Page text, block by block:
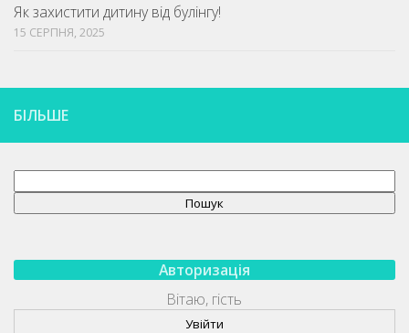
Як захистити дитину від булінгу!
15 СЕРПНЯ, 2025
БІЛЬШЕ
Пошук
Авторизація
Вітаю, гість
Увійти